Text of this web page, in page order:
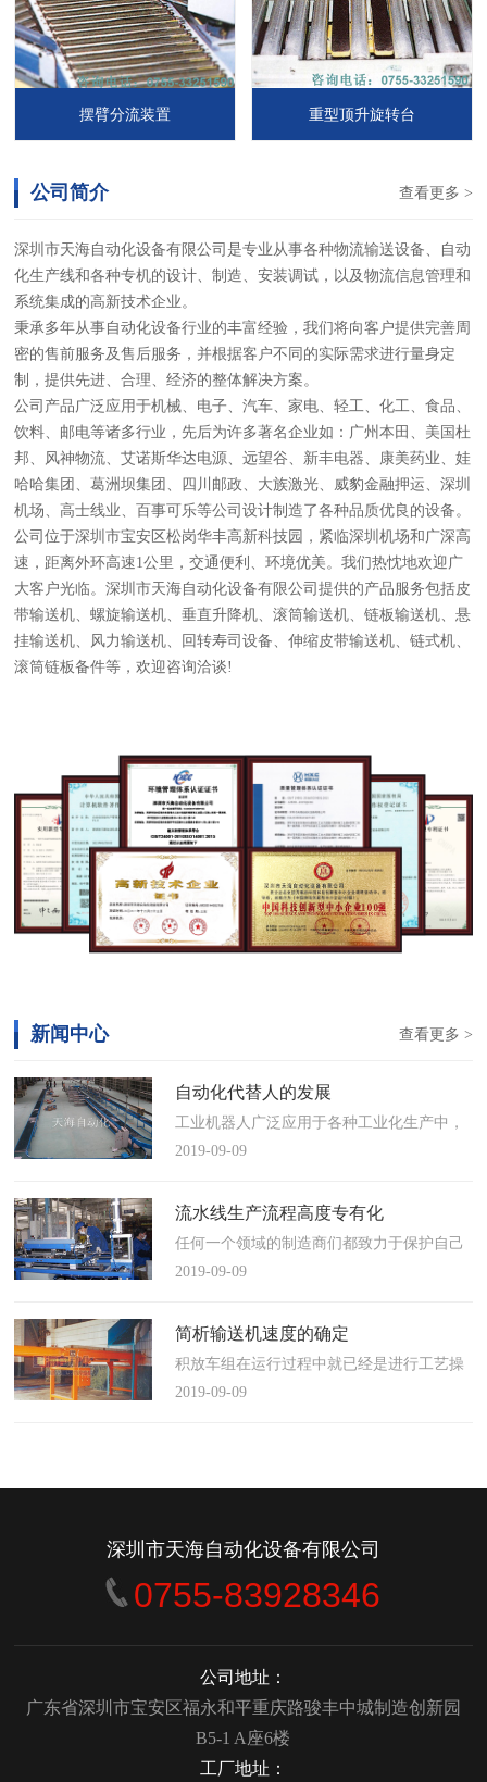
摆臂分流装置 重型顶升旋转台
查看更多 >
公司简介
深圳市天海自动化设备有限公司是专业从事各种物流输送设备、自动
化生产线和各种专机的设计、制造、安装调试，以及物流信息管理和
系统集成的高新技术企业。
秉承多年从事自动化设备行业的丰富经验，我们将向客户提供完善周
密的售前服务及售后服务，并根据客户不同的实际需求进行量身定
制，提供先进、合理、经济的整体解决方案。
公司产品广泛应用于机械、电子、汽车、家电、轻工、化工、食品、
饮料、邮电等诸多行业，先后为许多著名企业如：广州本田、美国杜
邦、风神物流、艾诺斯华达电源、远望谷、新丰电器、康美药业、娃
哈哈集团、葛洲坝集团、四川邮政、大族激光、威豹金融押运、深圳
机场、高士线业、百事可乐等公司设计制造了各种品质优良的设备。
公司位于深圳市宝安区松岗华丰高新科技园，紧临深圳机场和广深高
速，距离外环高速1公里，交通便利、环境优美。我们热忱地欢迎广
大客户光临。深圳市天海自动化设备有限公司提供的产品服务包括皮
带输送机、螺旋输送机、垂直升降机、滚筒输送机、链板输送机、悬
挂输送机、风力输送机、回转寿司设备、伸缩皮带输送机、链式机、
滚筒链板备件等，欢迎咨询洽谈!
查看更多 >
新闻中心
自动化代替人的发展
工业机器人广泛应用于各种工业化生产中，
慢慢取代工人，做着高强度、重复性、有职
人联合会(IFR)预测，2014年中国将成为全球
最大的工业机器人市场，将占全球总销量
17%。业内把2014年称为“中国工业机器人元
2019-09-09
流水线生产流程高度专有化
任何一个领域的制造商们都致力于保护自己
的自动化流水线生产流程不被外人知晓，即
大多数流程都带有某种专有的性质，并且混
合了不同的方法、技术和操作方式，而这最
终将影响一个制造商进行有效竞争的能力。
2019-09-09
简析输送机速度的确定
积放车组在运行过程中就已经是进行工艺操
作的区段，运行速度是由积放小车组的运行
2019-09-09
深圳市天海自动化设备有限公司
0755-83928346
公司地址：
广东省深圳市宝安区福永和平重庆路骏丰中城制造创新园
B5-1 A座6楼
工厂地址：